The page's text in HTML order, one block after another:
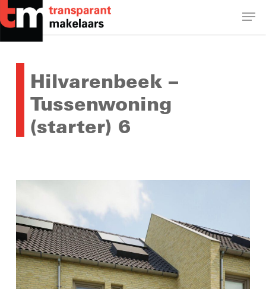
Skip
to
Hilvarenbeek –
Tussenwoning
(starter) 6